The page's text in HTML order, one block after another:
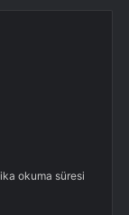
okuma süresi